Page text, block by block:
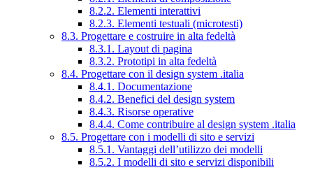
8.2.2. Elementi interattivi
8.2.3. Elementi testuali (microtesti)
8.3. Progettare e costruire in alta fedeltà
8.3.1. Layout di pagina
8.3.2. Prototipi in alta fedeltà
8.4. Progettare con il design system .italia
8.4.1. Documentazione
8.4.2. Benefici del design system
8.4.3. Risorse operative
8.4.4. Come contribuire al design system .italia
8.5. Progettare con i modelli di sito e servizi
8.5.1. Vantaggi dell’utilizzo dei modelli
8.5.2. I modelli di sito e servizi disponibili